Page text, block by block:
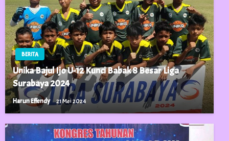
BERITA
Unika Bajul Ijo U-12 Kunci Babak 8 Besar Liga
Surabaya 2024
Harun Effendy 21 Mei 2024